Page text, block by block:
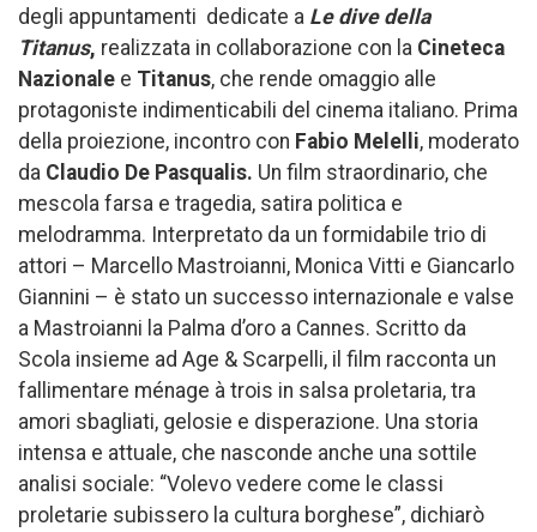
degli appuntamenti dedicate a Le dive della
Titanus, realizzata in collaborazione con la Cineteca
Nazionale e Titanus, che rende omaggio alle
protagoniste indimenticabili del cinema italiano. Prima
della proiezione, incontro con Fabio Melelli, moderato
da Claudio De Pasqualis. Un film straordinario, che
mescola farsa e tragedia, satira politica e
melodramma. Interpretato da un formidabile trio di
attori – Marcello Mastroianni, Monica Vitti e Giancarlo
Giannini – è stato un successo internazionale e valse
a Mastroianni la Palma d’oro a Cannes. Scritto da
Scola insieme ad Age & Scarpelli, il film racconta un
fallimentare ménage à trois in salsa proletaria, tra
amori sbagliati, gelosie e disperazione. Una storia
intensa e attuale, che nasconde anche una sottile
analisi sociale: “Volevo vedere come le classi
proletarie subissero la cultura borghese”, dichiarò